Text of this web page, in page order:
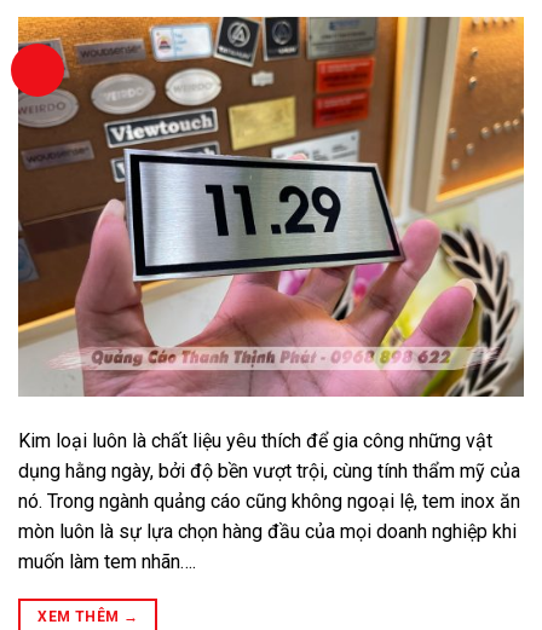
Kim loại luôn là chất liệu yêu thích để gia công những vật
dụng hằng ngày, bởi độ bền vượt trội, cùng tính thẩm mỹ của
nó. Trong ngành quảng cáo cũng không ngoại lệ, tem inox ăn
mòn luôn là sự lựa chọn hàng đầu của mọi doanh nghiệp khi
muốn làm tem nhãn….
XEM THÊM →